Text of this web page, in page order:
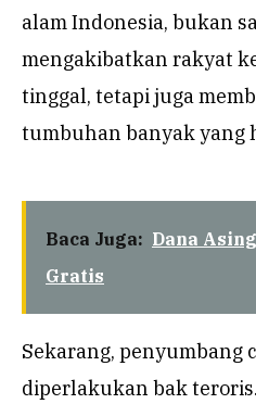
alam Indonesia, bukan
mengakibatkan rakyat
tinggal, tetapi juga
tumbuhan banyak yang
Baca Juga: Dana
Gratis
Sekarang, penyumbang
diperlakukan bak